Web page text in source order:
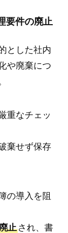
要件の廃止
とした社内
や廃棄につ
重なチェッ
棄せず保存
の導入を阻
止され、書